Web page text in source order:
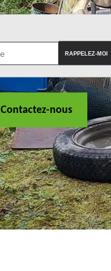
Contactez-nous